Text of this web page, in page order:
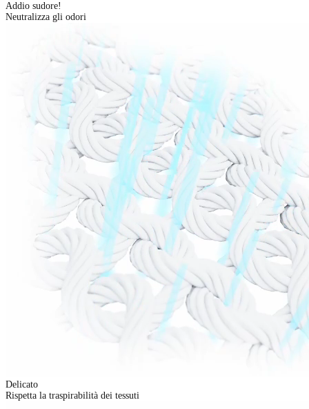
Addio sudore!
Neutralizza gli odori
Delicato
Rispetta la traspirabilità dei tessuti